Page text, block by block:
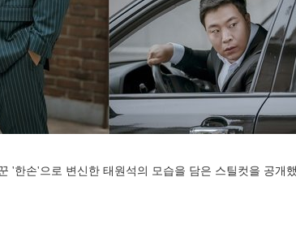
'한손'으로 변신한 태원석의 모습을 담은 스틸컷을 공개